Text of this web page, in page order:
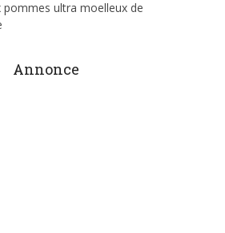
pommes ultra moelleux de
Annonce